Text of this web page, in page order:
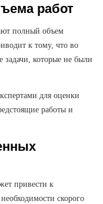
работ
полный объем
к тому, что во
задачи, которые не были
для оценки
работы и
привести к
скорого